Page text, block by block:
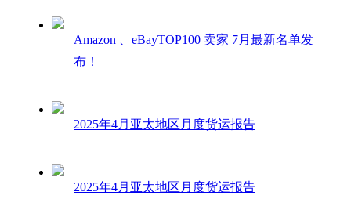
Amazon 、eBayTOP100 卖家 7月最新名单发
布！
2025年4月亚太地区月度货运报告
2025年4月亚太地区月度货运报告